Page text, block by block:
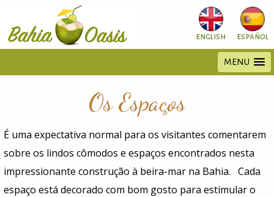
english español
MENU
Os Espaços
É uma expectativa normal para os visitantes comentarem
sobre os lindos cômodos e espaços encontrados nesta
impressionante construção à beira-mar na Bahia. Cada
espaço está decorado com bom gosto para estimular o